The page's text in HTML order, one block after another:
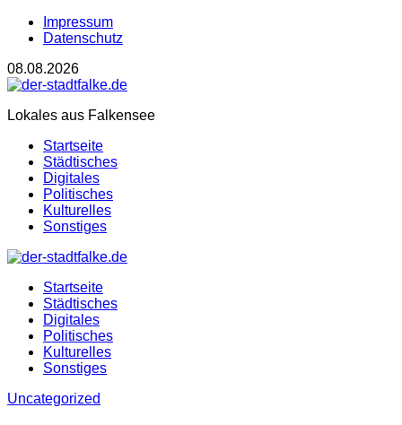
Impressum
Datenschutz
08.08.2026
Lokales aus Falkensee
Startseite
Städtisches
Digitales
Politisches
Kulturelles
Sonstiges
Startseite
Städtisches
Digitales
Politisches
Kulturelles
Sonstiges
Uncategorized